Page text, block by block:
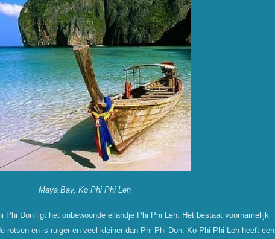
Maya Bay, Ko Phi Phi Leh
Phi Don ligt het onbewoonde eilandje Phi Phi Leh. Het bestaat voornamelijk
rotsen en is ruiger en veel kleiner dan Phi Phi Don. Ko Phi Phi Leh heeft een